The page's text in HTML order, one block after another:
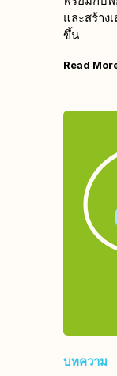
และสร้าง
ขึ้น
Read
บทความ